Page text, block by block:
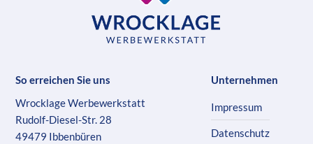
So erreichen Sie uns
Wrocklage Werbewerkstatt
Rudolf-Diesel-Str. 28
49479 Ibbenbüren
Unternehmen
Impressum
Datenschutz